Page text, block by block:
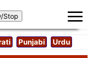
Punjabi Urdu